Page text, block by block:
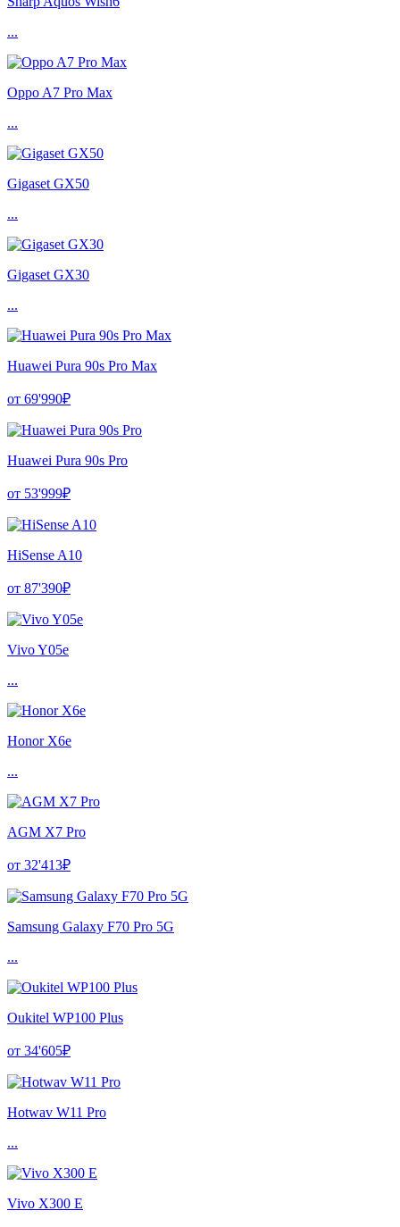
...
Oppo A7 Pro Max
...
Gigaset GX50
...
Gigaset GX30
...
Huawei Pura 90s Pro Max
от 69'990₽
Huawei Pura 90s Pro
от 53'999₽
HiSense A10
от 87'390₽
Vivo Y05e
...
Honor X6e
...
AGM X7 Pro
от 32'413₽
Samsung Galaxy F70 Pro 5G
...
Oukitel WP100 Plus
от 34'605₽
Hotwav W11 Pro
...
Vivo X300 E